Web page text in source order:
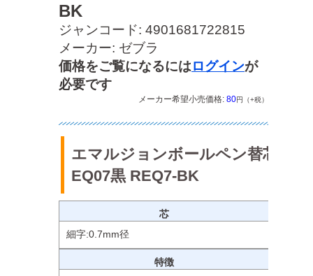
BK
ジャンコード: 4901681722815
メーカー: ゼブラ
価格をご覧になるにはログインが
必要です
メーカー希望小売価格: 80円（+税）
エマルジョンボールペン替芯
EQ07黒 REQ7-BK
芯
細字:0.7mm径
特徴